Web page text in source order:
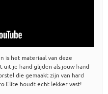
is het materiaal van deze
je hand glijden als jouw hand
die gemaakt zijn van hard
Elite houdt echt lekker vast!